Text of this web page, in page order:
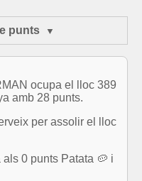
punts
ocupa el lloc 389
amb 28 punts.
per assolir el lloc
0 punts Patata 🥔 i